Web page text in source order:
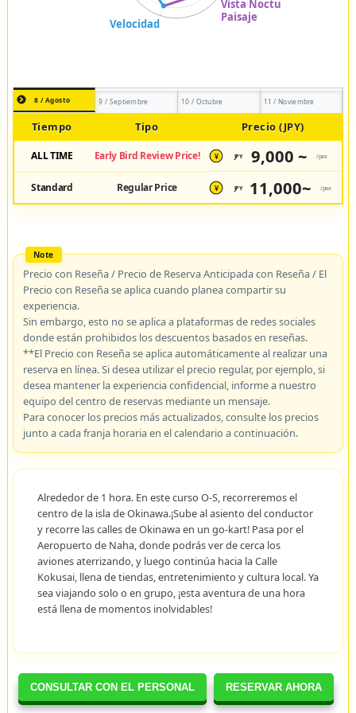
CONSULTAR CON EL PERSONAL RESERVAR AHORA
8 / Agosto 9 / Septiembre 10 / Octubre 11 / Noviembre
Tiempo Tipo Precio (JPY)
ALL TIME Early Bird Review Price! ¥ JPY 9,000 ~ /pax
Standard Regular Price ¥ JPY 11,000~ /pax
Precio con Reseña / Precio de Reserva Anticipada con Reseña / El
Precio con Reseña se aplica cuando planea compartir su
experiencia.
Sin embargo, esto no se aplica a plataformas de redes sociales
donde están prohibidos los descuentos basados en reseñas.
**El Precio con Reseña se aplica automáticamente al realizar una
reserva en línea. Si desea utilizar el precio regular, por ejemplo, si
desea mantener la experiencia confidencial, informe a nuestro
equipo del centro de reservas mediante un mensaje.
Para conocer los precios más actualizados, consulte los precios
junto a cada franja horaria en el calendario a continuación.
Alrededor de 1 hora. En este curso O-S, recorreremos el
centro de la isla de Okinawa.¡Sube al asiento del conductor
y recorre las calles de Okinawa en un go-kart! Pasa por el
Aeropuerto de Naha, donde podrás ver de cerca los
aviones aterrizando, y luego continúa hacia la Calle
Kokusai, llena de tiendas, entretenimiento y cultura local. Ya
sea viajando solo o en grupo, ¡esta aventura de una hora
está llena de momentos inolvidables!